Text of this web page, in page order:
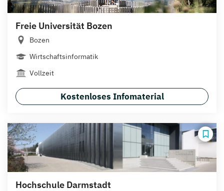
Freie Universität Bozen
Bozen
Wirtschaftsinformatik
Vollzeit
Kostenloses Infomaterial
Hochschule Darmstadt